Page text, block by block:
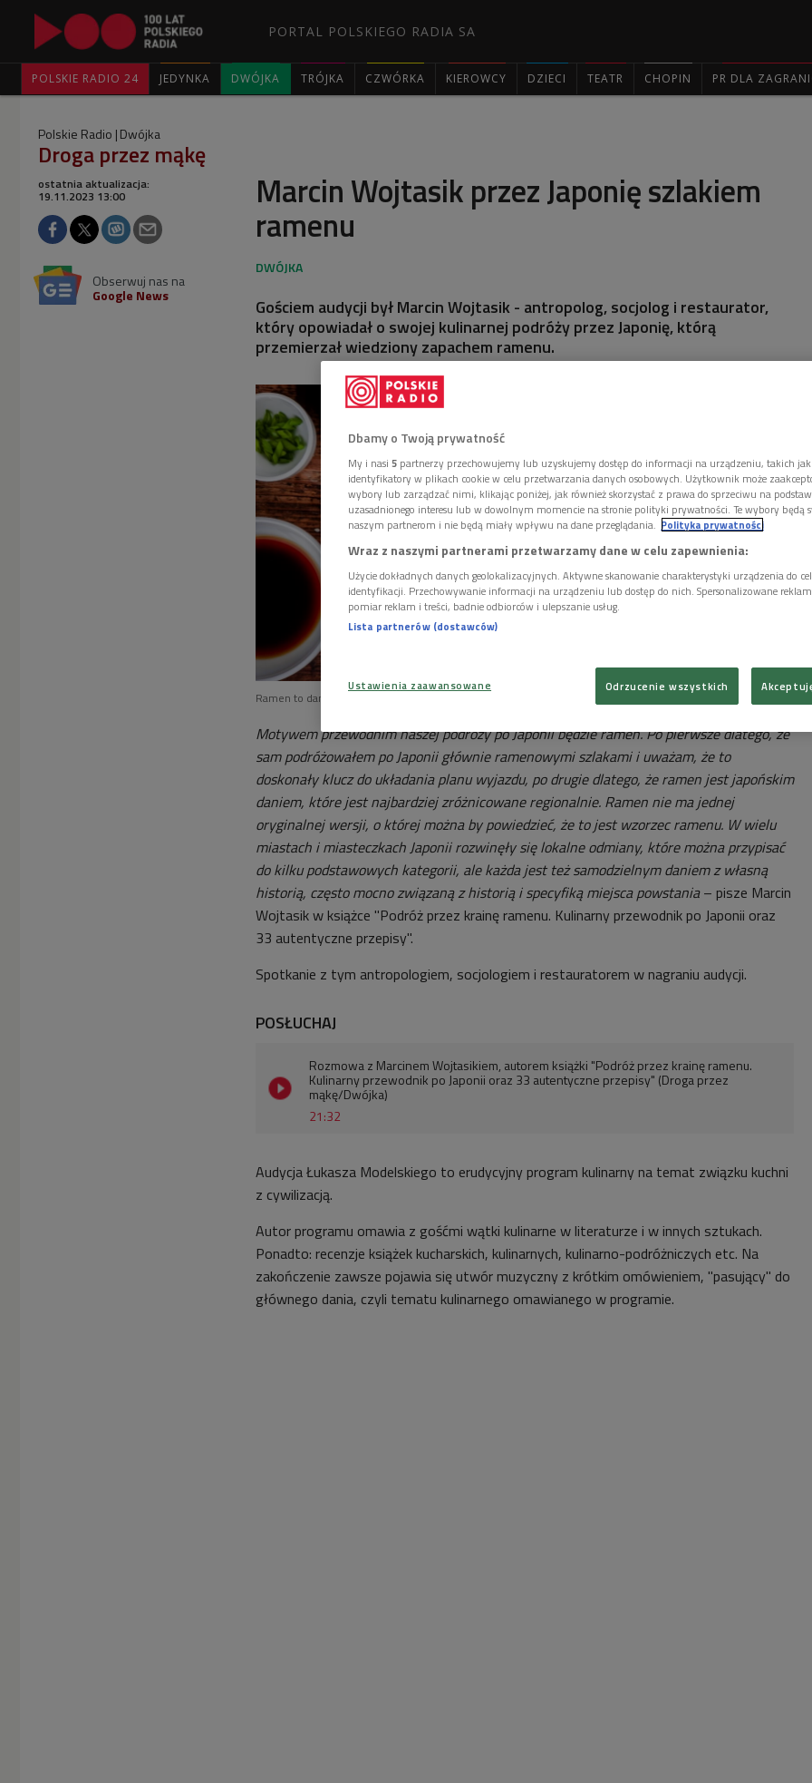
PORTAL POLSKIEGO RADIA SA
POLSKIE RADIO 24 JEDYNKA DWÓJKA TRÓJKA CZWÓRKA KIEROWCY DZIECI TEATR CHOPIN PR DLA
Polskie Radio Dwójka
Droga przez mąkę
Marcin Wojtasik przez Japonię szlakiem
ramenu
ostatnia aktualizacja:
19.11.2023 13:00
Obserwuj nas na
Google News
Gościem audycji był Marcin Wojtasik - antropolog, socjolog i restaurator,
który opowiadał o swojej kulinarnej podróży przez Japonię, którą
przemierzał wiedziony zapachem ramenu.
Ramen to danie kuchni japońskiej
Motywem przewodnim naszej podróży po Japonii będzie ramen. Po pierwsze dlatego, że
sam podróżowałem po Japonii głównie ramenowymi szlakami i uważam, że to
doskonały klucz do układania planu wyjazdu, po drugie dlatego, że ramen jest japońskim
daniem, które jest najbardziej zróżnicowane regionalnie. Ramen nie ma jednej
oryginalnej wersji, o której można by powiedzieć, że to jest wzorzec ramenu. W wielu
miastach i miasteczkach Japonii rozwinęły się lokalne odmiany, które można przypisać
do kilku podstawowych kategorii, ale każda jest też samodzielnym daniem z własną
historią, często mocno związaną z historią i specyfiką miejsca powstania– pisze Marcin
Wojtasik w książce "Podróż przez krainę ramenu. Kulinarny przewodnik po Japonii oraz
33 autentyczne przepisy".
Spotkanie z tym antropologiem, socjologiem i restauratorem w nagraniu audycji.
POSŁUCHAJ
21:32
Rozmowa z Marcinem Wojtasikiem, autorem książki "Podróż przez krainę ramenu.
Kulinarny przewodnik po Japonii oraz 33 autentyczne przepisy" (Droga przez
mąkę/Dwójka)
Audycja Łukasza Modelskiego to erudycyjny program kulinarny na temat związku kuchni
z cywilizacją.
Autor programu omawia z gośćmi wątki kulinarne w literaturze i w innych sztukach.
Ponadto: recenzje książek kucharskich, kulinarnych, kulinarno-podróżniczych etc. Na
zakończenie zawsze pojawia się utwór muzyczny z krótkim omówieniem, "pasujący" do
głównego dania, czyli tematu kulinarnego omawianego w programie.
Dbamy o Twoją prywatność
My i nasi 5 partnerzy przechowujemy lub uzyskujemy dostęp do informacji na urządzeniu, takich
identyfikatory w plikach cookie w celu przetwarzania danych osobowych. Użytkownik może
wybory lub zarządzać nimi, klikając poniżej, jak również skorzystać z prawa do sprzeciwu na
uzasadnionego interesu lub w dowolnym momencie na stronie polityki prywatności. Te wybory będą
naszym partnerom i nie będą miały wpływu na dane przeglądania. Polityka prywatności
Wraz z naszymi partnerami przetwarzamy dane w celu zapewnienia:
Użycie dokładnych danych geolokalizacyjnych. Aktywne skanowanie charakterystyki urządzenia do
identyfikacji. Przechowywanie informacji na urządzeniu lub dostęp do nich. Spersonalizowane
pomiar reklam i treści, badnie odbiorców i ulepszanie usług.
Lista partnerów (dostawców)
Ustawienia zaawansowane Odrzucenie wszystkich